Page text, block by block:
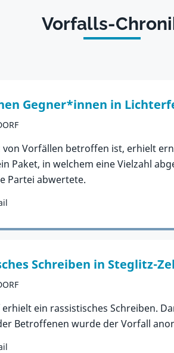
Vorfalls-
Gegner*innen in
Vorfällen betroffen ist, erhielt
Paket, in welchem eine Vielzahl
Partei abwertete.
Schreiben in Steglitz-
ein rassistisches Schreiben.
Betroffenen wurde der Vorfall